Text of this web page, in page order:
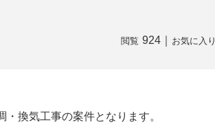
閲覧 924 お気に入り
換気工事の案件となります。